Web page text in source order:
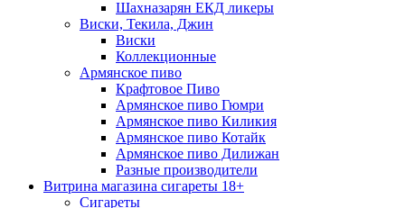
Шахназарян ЕКД ликеры
Виски, Текила, Джин
Виски
Коллекционные
Армянское пиво
Крафтовое Пиво
Армянское пиво Гюмри
Армянское пиво Киликия
Армянское пиво Котайк
Армянское пиво Дилижан
Разные производители
Витрина магазина сигареты 18+
Cигареты